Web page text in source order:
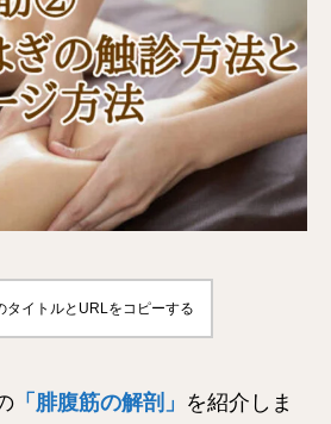
タイトルとURLをコピーする
「腓腹筋の解剖」 を紹介しま